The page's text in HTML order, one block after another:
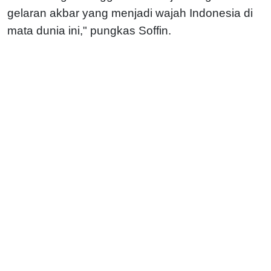
gelaran akbar yang menjadi wajah Indonesia di
mata dunia ini," pungkas Soffin.